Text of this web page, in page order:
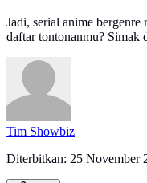
Jadi, serial anime bergenre
daftar tontonanmu? Simak
Tim Showbiz
Diterbitkan: 25 November